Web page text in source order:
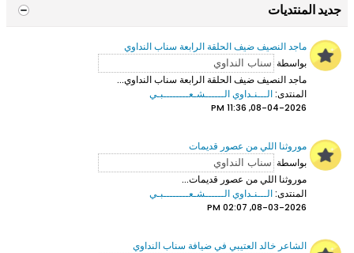
جديد المنتديات
ماجد النصيف ضيف الحلقة الرابعة سناب النداوي
بواسطة
ماجد النصيف ضيف الحلقة الرابعة سناب النداوي...
المنتدى:الـــنـداوي الــــــشـعــــــــبـي
08-04-2026, 11:36 PM
موروثنا اللي من عصور قديمات
بواسطة
موروثنا اللي من عصور قديمات...
المنتدى:الـــنـداوي الــــــشـعــــــــبـي
08-03-2026, 02:07 PM
الشاعر خالد العتيبي في ضيافة سناب النداوي